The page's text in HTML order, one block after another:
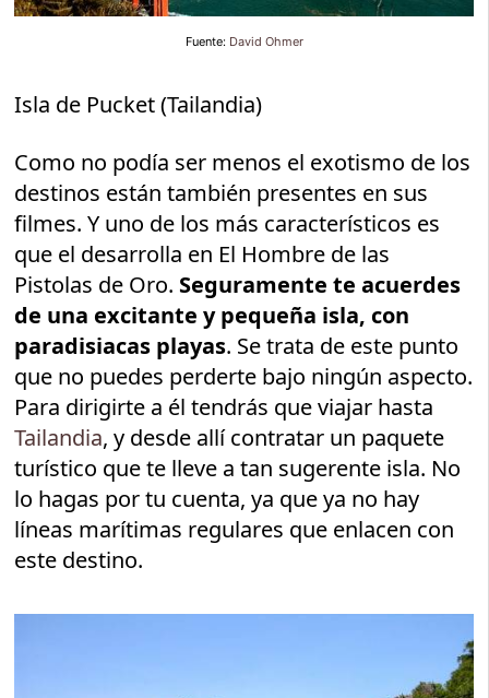
Fuente: David Ohmer
Isla de Pucket (Tailandia)
Como no podía ser menos el exotismo de los
destinos están también presentes en sus
filmes. Y uno de los más característicos es
que el desarrolla en El Hombre de las
Pistolas de Oro. Seguramente te acuerdes
de una excitante y pequeña isla, con
paradisiacas playas. Se trata de este punto
que no puedes perderte bajo ningún aspecto.
Para dirigirte a él tendrás que viajar hasta
Tailandia, y desde allí contratar un paquete
turístico que te lleve a tan sugerente isla. No
lo hagas por tu cuenta, ya que ya no hay
líneas marítimas regulares que enlacen con
este destino.